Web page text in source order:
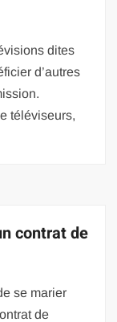
dites
d’autres
téléviseurs,
contrat de
se marier
de